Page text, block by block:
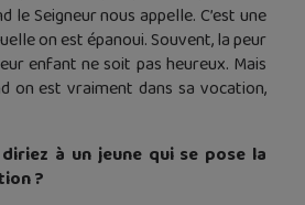
le Seigneur nous appelle. C’est une
on est épanoui. Souvent, la peur
enfant ne soit pas heureux. Mais
on est vraiment dans sa vocation,
à un jeune qui se pose la
?